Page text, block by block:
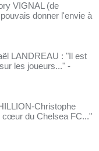
VIGNAL (de
donner l'envie à
LANDREAU : "Il est
les joueurs..." -
Christophe
cœur du Chelsea FC..."